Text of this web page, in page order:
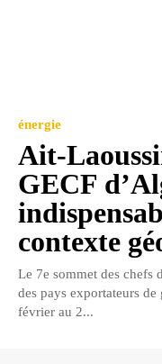
énergie
Ait-
GECF
contexte
Le 7e sommet des chefs
des pays exportateurs
février au 2...